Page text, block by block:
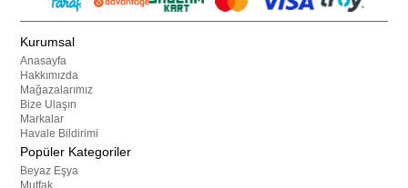
Kurumsal
Anasayfa
Hakkımızda
Mağazalarımız
Bize Ulaşın
Markalar
Havale Bildirimi
Popüler Kategoriler
Beyaz Eşya